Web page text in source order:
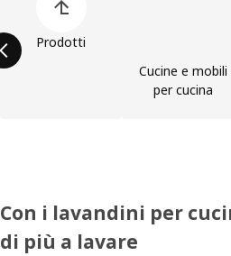
Prodotti
Cucine e mobili
per cucina
Con i lavandini per
di più a lavare